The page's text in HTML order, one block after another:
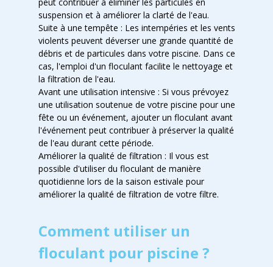
suspension et à améliorer la clarté de l'eau.
Suite à une tempête : Les intempéries et les vents
violents peuvent déverser une grande quantité de
débris et de particules dans votre piscine. Dans ce
cas, l'emploi d'un floculant facilite le nettoyage et
la filtration de l'eau.
Avant une utilisation intensive : Si vous prévoyez
une utilisation soutenue de votre piscine pour une
fête ou un événement, ajouter un floculant avant
l'événement peut contribuer à préserver la qualité
de l'eau durant cette période.
Améliorer la qualité de filtration : Il vous est
possible d'utiliser du floculant de manière
quotidienne lors de la saison estivale pour
améliorer la qualité de filtration de votre filtre.
Comment utiliser un
floculant pour piscine ?